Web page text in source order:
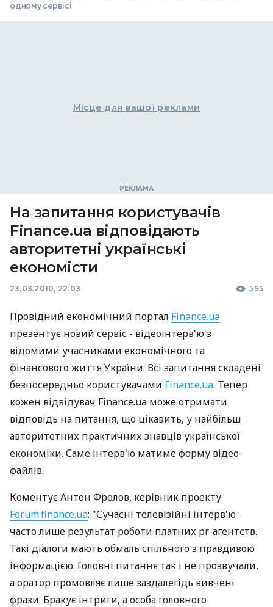
одному сервісі
Місце для вашої реклами
На запитання користувачів
Finance.ua відповідають
авторитетні українські
економісти
23.03.2010, 22:03 595
Провідний економічний портал Finance.ua
презентує новий сервіс - відеоінтерв'ю з
відомими учасниками економічного та
фінансового життя України. Всі запитання складені
безпосередньо користувачами Finance.ua. Тепер
кожен відвідувач Finance.ua може отримати
відповідь на питання, що цікавить, у найбільш
авторитетних практичних знавців української
економіки. Саме інтерв'ю матиме форму відео-
файлів.
Коментує Антон Фролов, керівник проекту
Forum.finance.ua: "Сучасні телевізійні інтерв'ю -
часто лише результат роботи платних pr-агентств.
Такі діалоги мають обмаль спільного з правдивою
інформацією. Головні питання так і не прозвучали,
а оратор промовляє лише заздалегідь вивчені
фрази. Бракує інтриги, а особа головного